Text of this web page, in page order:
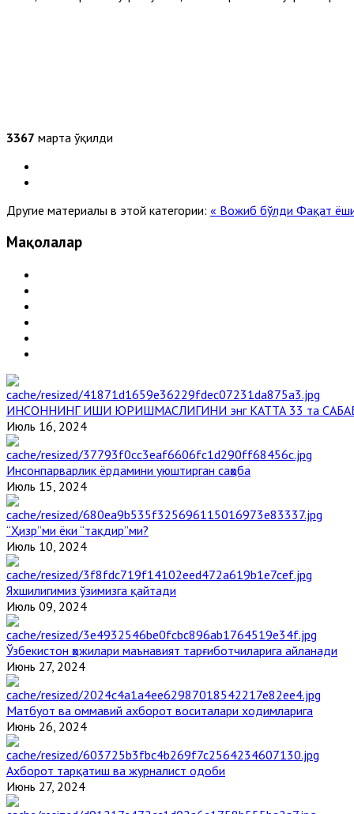
3367 марта ўқилди
Другие материалы в этой категории: « Вожиб бўлди Фақат
Мақолалар
ИНСОННИНГ ИШИ ЮРИШМАСЛИГИНИ энг КАТТА 33 та
Июль 16, 2024
Инсонпарварлик ёрдамини уюштирган саҳоба
Июль 15, 2024
“Ҳизр”ми ёки “тақдир”ми?
Июль 10, 2024
Яхшилигимиз ўзимизга қайтади
Июль 09, 2024
Ўзбекистон ҳожилари маънавият тарғиботчиларига айланади
Июнь 27, 2024
Матбуот ва оммавий ахборот воситалари ходимларига
Июнь 26, 2024
Ахборот тарқатиш ва журналист одоби
Июнь 27, 2024